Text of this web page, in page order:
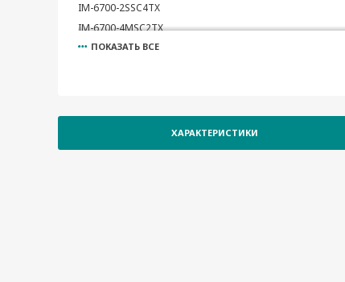
IM-6700-2SSC4TX
IM-6700-4MSC2TX
IM-6700-4MST2TX
IM-6700-8SFP
ПОКАЗАТЬ ВСЕ
ХАРАКТЕРИСТИКИ